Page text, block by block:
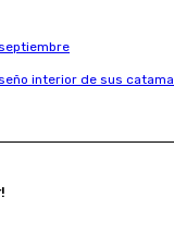
interior de sus